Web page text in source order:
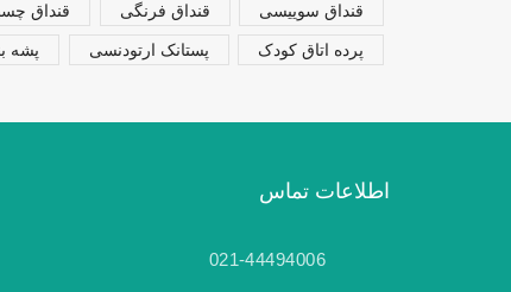
قنداق سوییسی قنداق فرنگی قنداق
پرده اتاق کودک پستانک ارتودنسی پشه
اطلاعات تماس
021-44494006